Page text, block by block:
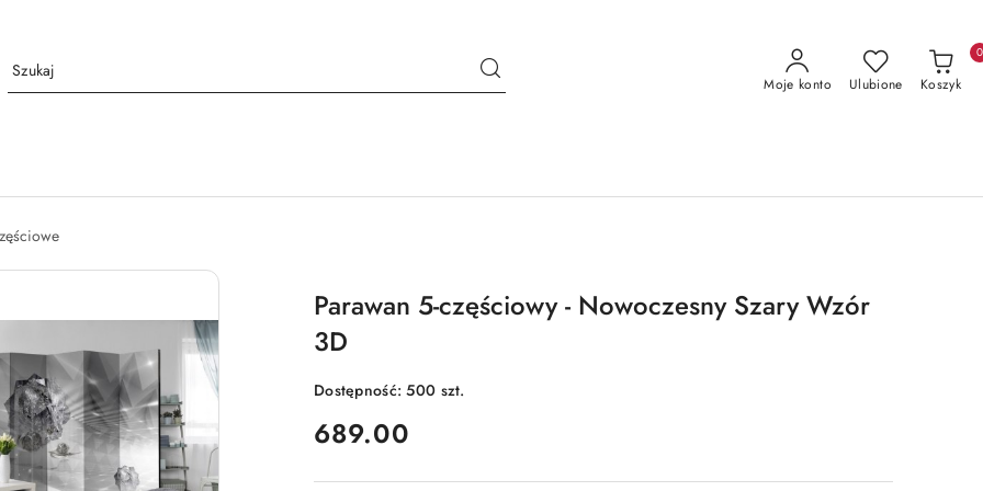
Moje konto Ulubione Koszyk
0
Parawan 5-częściowy - Nowoczesny Szary Wzór
3D
Dostępność:500 szt.
cena:
689.00